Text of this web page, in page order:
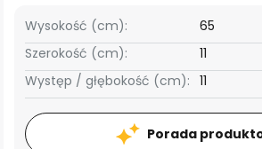
Szerokość (cm): 11
Wysokość (cm): 65
Występ / głębokość (cm): 11
Porada